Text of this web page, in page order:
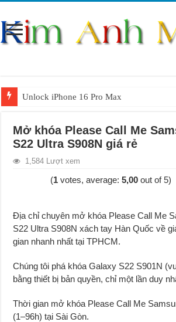
Unlock iPhone 16 Pro Max
Unlock Samsung Galaxy S26 Ultra
Unlock Samsung Galaxy Z Fold 7 giá rẻ
Mở khóa Please Call Me
S22 Ultra S908N giá rẻ
1,584 Lượt xem
(1 votes, average:5,00 out of 5)
Địa chỉ chuyên mở khóa Please Call Me
S22 Ultra S908N xách tay Hàn Quốc về gi
gian nhanh nhất tại TPHCM.
Chúng tôi phá khóa Galaxy S22 S901N
bằng thiết bị bản quyền, chỉ một lần duy
Thời gian mở khóa Please Call Me
(1–96h) tại Sài Gòn.